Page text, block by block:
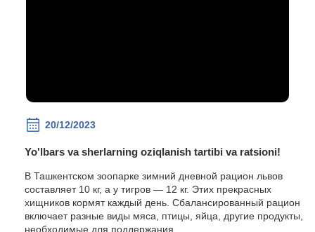
20/12/2023
Yo'lbars va sherlarning oziqlanish tartibi va ratsioni!
В Ташкентском зоопарке зимний дневной рацион львов
составляет 10 кг, а у тигров — 12 кг. Этих прекрасных
хищников кормят каждый день. Сбалансированный рацион
включает разные виды мяса, птицы, яйца, другие продукты,
необходимые для поддержания...